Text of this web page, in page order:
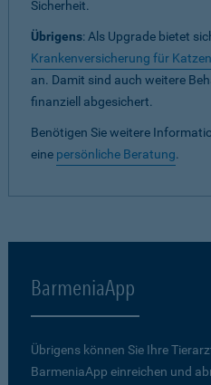
Sicherheit.
Übrigens: Als Upgrade bietet
Krankenversicherung für Katzen
an. Damit sind auch weitere
finanziell abgesichert.
Benötigen Sie weitere
eine persönliche Beratung.
BarmeniaApp
Übrigens können Sie Ihre
BarmeniaApp einreichen und